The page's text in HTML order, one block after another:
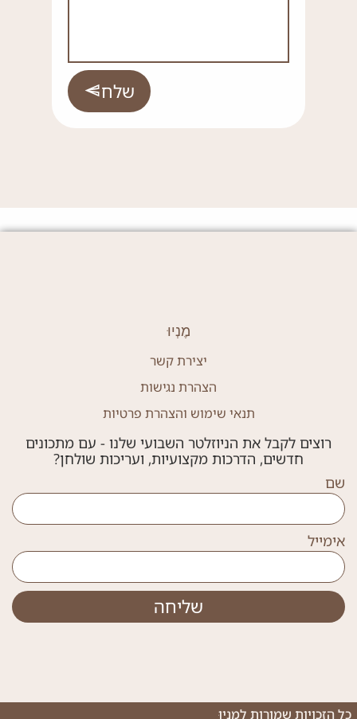
שלח
מֶנְיוּ
יצירת קשר
הצהרת נגישות
תנאי שימוש והצהרת פרטיות
רוצים לקבל את הניוזלטר השבועי שלנו - עם מתכונים
חדשים, הדרכות מקצועיות, ועריכות שולחן?
שם
אימייל
שליחה
כל הזכויות שמורות למֶנְיוּ